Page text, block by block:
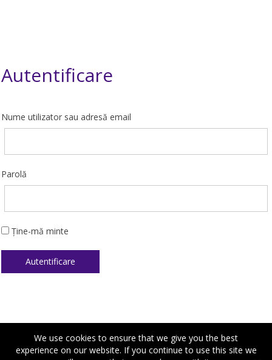
Autentificare
Nume utilizator sau adresă email
Parolă
Ține-mă minte
We use cookies to ensure that we give you the best
experience on our website. If you continue to use this site we